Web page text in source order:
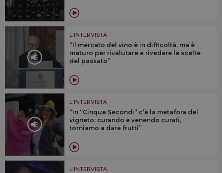
L'INTERVISTA
“Il mercato del vino è in difficoltà, ma è
maturo per rivalutare e rivedere le scelte
del passato”
L'INTERVISTA
“In “Cinque Secondi” c’è la metafora del
vigneto: curando e venendo curati,
torniamo a dare frutti”
L'INTERVISTA